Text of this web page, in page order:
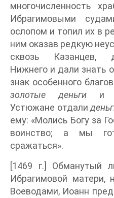
многочисленность
Ибрагимовыми
ослопом и топил их в
ним оказав редкую
сквозь Казанцев,
Нижнего и дали знать
знак особенного
золотые деньги и
Устюжане отдали
ему: «Молись Богу за
воинство; а мы
сражаться».
[1469 г.] Обманутый
Ибрагимовой матери,
Воеводами, Иоанн